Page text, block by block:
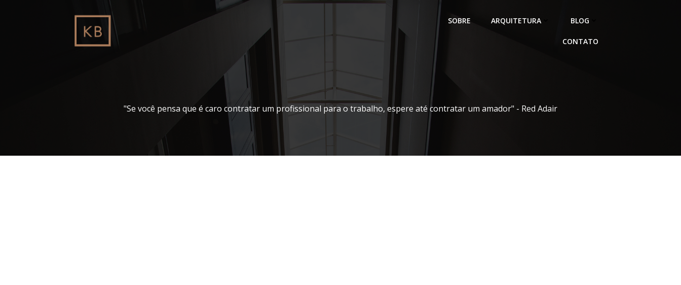
SOBRE ARQUITETURA BLOG
CONTATO
"Se você pensa que é caro contratar um profissional para o trabalho, espere até contratar um amador" - Red Adair